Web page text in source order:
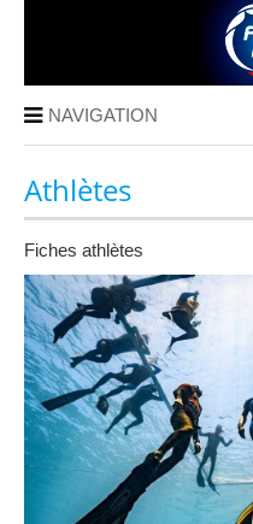
NAVIGATION
Athlètes
Fiches athlètes